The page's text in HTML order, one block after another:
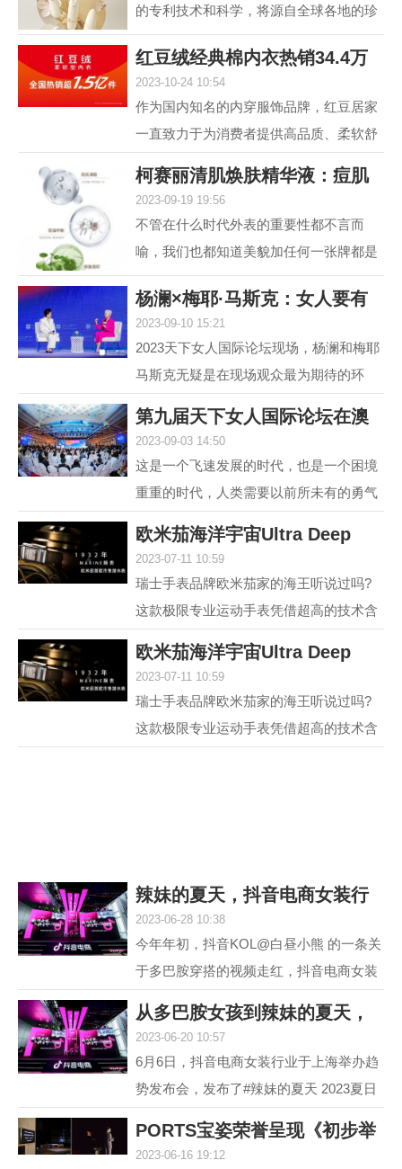
的专利技术和科学，将源自全球各地的珍
贵自然原料，转化为安全高效的护肤配
方，不断解锁肌肤自身...
红豆绒经典棉内衣热销34.4万
2023-10-24 10:54
作为国内知名的内穿服饰品牌，红豆居家
一直致力于为消费者提供高品质、柔软舒
作为红豆居家的核心...
柯赛丽清肌焕肤精华液：痘肌
2023-09-19 19:56
不管在什么时代外表的重要性都不言而
喻，我们也都知道美貌加任何一张牌都是
王炸，但很多人却因为脸上的痘痘或痘印
而封印了颜值，在变美...
杨澜×梅耶·马斯克：女人要有
2023-09-10 15:21
2023天下女人国际论坛现场，杨澜和梅耶
马斯克无疑是在现场观众最为期待的环
传奇人生的优秀女性，...
第九届天下女人国际论坛在澳
2023-09-03 14:50
这是一个飞速发展的时代，也是一个困境
重重的时代，人类需要以前所未有的勇气
不可或缺的组成部分...
欧米茄海洋宇宙Ultra Deep
2023-07-11 10:59
瑞士手表品牌欧米茄家的海王听说过吗?
这款极限专业运动手表凭借超高的技术含
议，它就是欧米茄海...
欧米茄海洋宇宙Ultra Deep
2023-07-11 10:59
瑞士手表品牌欧米茄家的海王听说过吗?
这款极限专业运动手表凭借超高的技术含
辣妹的夏天，抖音电商女装行
2023-06-28 10:38
今年年初，抖音KOL@白昼小熊 的一条关
于多巴胺穿搭的视频走红，抖音电商女装
最终，#多巴胺女孩 ...
从多巴胺女孩到辣妹的夏天，
2023-06-20 10:57
6月6日，抖音电商女装行业于上海举办趋
势发布会，发布了#辣妹的夏天 2023夏日
计，截至目前，#辣...
PORTS宝姿荣誉呈现《初步举
2023-06-16 19:12